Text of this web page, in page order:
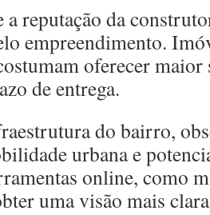
a reputação da
empreendimento.
oferecer maior
de entrega.
do bairro,
urbana e
online, como
uma visão mais